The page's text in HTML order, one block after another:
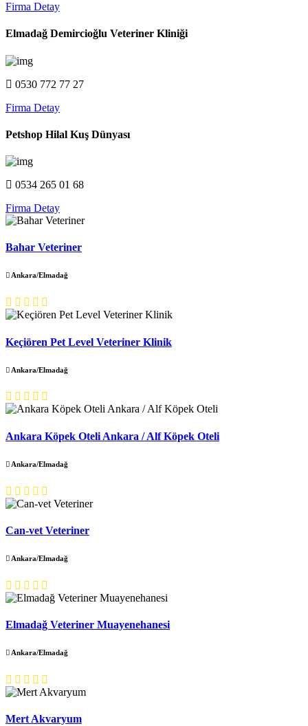
Firma Detay
Elmadağ Demircioğlu Veteriner Kliniği
0530 772 77 27
Firma Detay
Petshop Hilal Kuş Dünyası
0534 265 01 68
Firma Detay
Bahar Veteriner
Ankara/Elmadağ
Keçiören Pet Level Veteriner Klinik
Ankara/Elmadağ
Ankara Köpek Oteli Ankara / Alf Köpek Oteli
Ankara/Elmadağ
Can-vet Veteriner
Ankara/Elmadağ
Elmadağ Veteriner Muayenehanesi
Ankara/Elmadağ
Mert Akvaryum